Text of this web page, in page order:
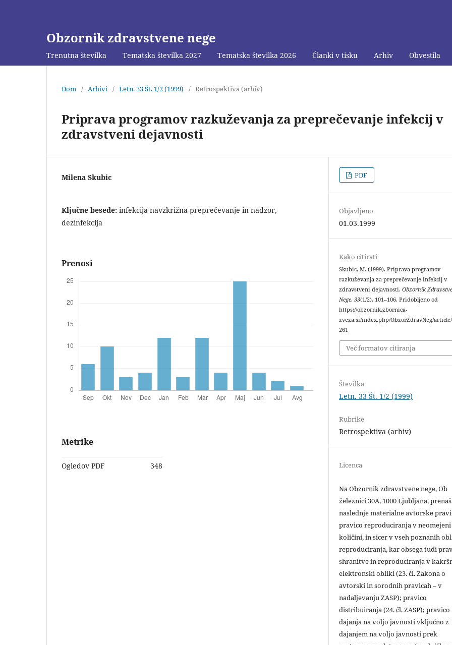
Obzornik zdravstvene nege
Trenutna številka Tematska številka 2027 Tematska številka 2026 Članki v tisku Arhiv Obvestila
Dom / Arhivi / Letn. 33 Št. 1/2 (1999) / Retrospektiva (arhiv)
Priprava programov razkuževanja za preprečevanje infekcij v
zdravstveni dejavnosti
Milena Skubic
Ključne besede: infekcija navzkrižna-preprečevanje in nadzor,
dezinfekcija
Prenosi
Metrike
Ogledov PDF 348
PDF
Objavljeno
01.03.1999
Kako citirati
Skubic, M. (1999). Priprava programov
razkuževanja za preprečevanje infekcij v
zdravstveni dejavnosti.Obzornik
Nege,33(1/2), 101–106. Pridobljeno od
https://obzornik.zbornica-
zveza.si/index.php/ObzorZdravNeg/
261
Več formatov citiranja
Številka
Letn. 33 Št. 1/2 (1999)
Rubrike
Retrospektiva (arhiv)
Licenca
Na Obzornik zdravstvene nege, Ob
železnici 30A, 1000 Ljubljana,
naslednje materialne avtorske
pravico reproduciranja v neomejeni
količini, in sicer v vseh poznanih
reproduciranja, kar obsega tudi
shranitve in reproduciranja v
elektronski obliki (23. čl. Zakona o
avtorski in sorodnih pravicah – v
nadaljevanju ZASP); pravico
distribuiranja (24. čl. ZASP); pravico
dajanja na voljo javnosti vključno z
dajanjem na voljo javnosti prek